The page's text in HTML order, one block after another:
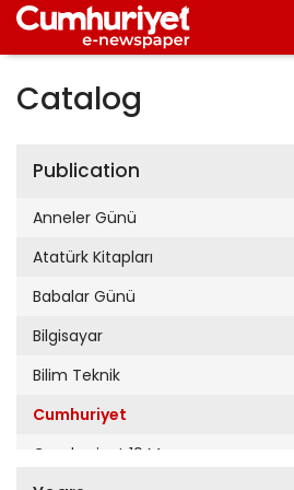
Catalog
Publication
Anneler Günü
Atatürk Kitapları
Babalar Günü
Bilgisayar
Bilim Teknik
Cumhuriyet
Cumhuriyet 19 Mayıs